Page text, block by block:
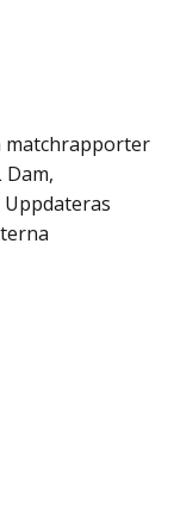
matchrapporter